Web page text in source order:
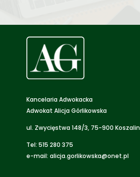
Kancelaria Adwokacka
Adwokat Alicja Górlikowska
ul. Zwycięstwa 148/3, 75-900 Koszalin
Tel: 515 280 375
e-mail: alicja.gorlikowska@onet.pl